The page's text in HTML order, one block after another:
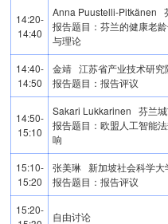
14:20-
14:40
Anna Puustelli-Pitkänen
报告题目：芬兰的健康老
与理论
14:40-
14:50
金靖 江苏省产业技术研究
报告题目：报告评议
14:50-
15:10
Sakari Lukkarinen 芬兰
报告题目：欧盟人工智能
响
15:10-
15:20
张美琳 新加坡社会科学大
报告题目：报告评议
15:20-
自由讨论